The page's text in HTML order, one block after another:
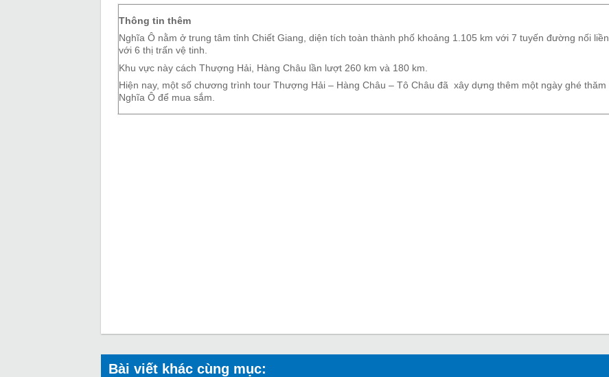
Thông tin thêm
Nghĩa Ô nằm ở trung tâm tỉnh Chiết Giang, diện tích toàn thành phố khoảng 1.105 km với 7 tuyến đường nối liền
với 6 thị trấn vệ tinh.
Khu vực này cách Thượng Hải, Hàng Châu lần lượt 260 km và 180 km.
Hiện nay, một số chương trình tour Thượng Hải – Hàng Châu – Tô Châu đã xây dựng thêm một ngày ghé thăm
Nghĩa Ô để mua sắm.
Bài viết khác cùng mục: